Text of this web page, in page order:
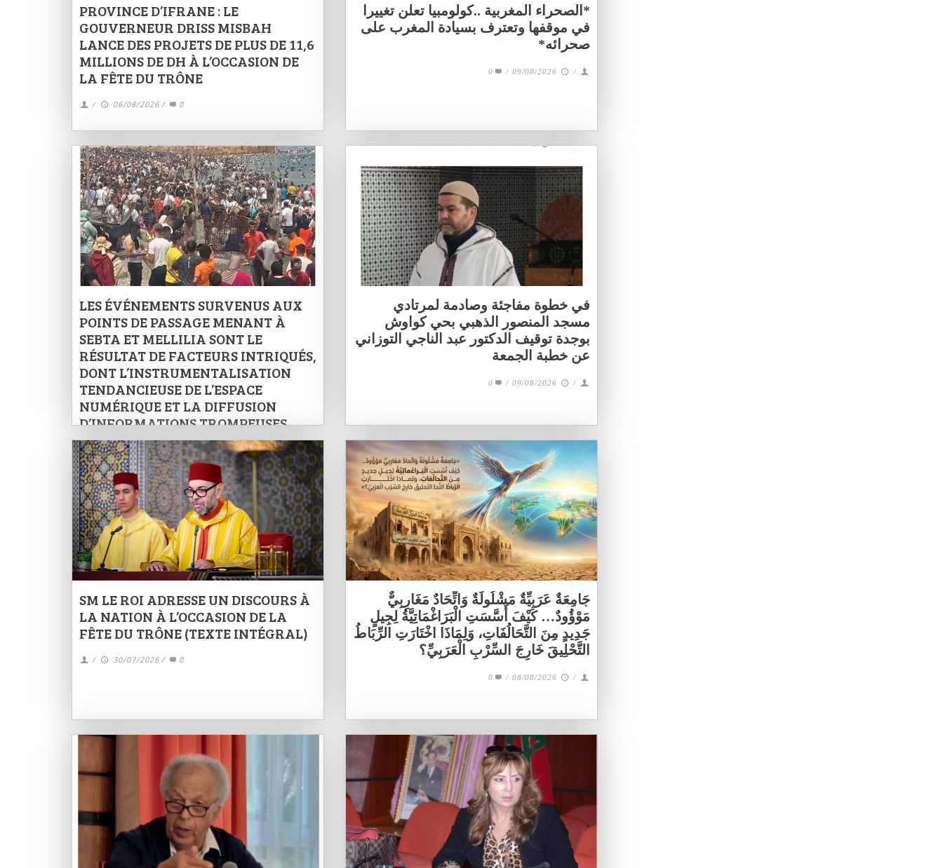
PROVINCE D’IFRANE : LE
GOUVERNEUR DRISS MISBAH
LANCE DES PROJETS DE PLUS DE 11,6
MILLIONS DE DH À L’OCCASION DE
LA FÊTE DU TRÔNE
/ 06/08/2026 / 0
LES ÉVÉNEMENTS SURVENUS AUX
POINTS DE PASSAGE MENANT À
SEBTA ET MELLILIA SONT LE
RÉSULTAT DE FACTEURS INTRIQUÉS,
DONT L’INSTRUMENTALISATION
TENDANCIEUSE DE L’ESPACE
NUMÉRIQUE ET LA DIFFUSION
D’INFORMATIONS TROMPEUSES
(PORTE-PAROLE DU MINISTÈRE DE
L’INTÉRIEUR)
/ 03/08/2026 / 0
SM LE ROI ADRESSE UN DISCOURS À
LA NATION À L’OCCASION DE LA
FÊTE DU TRÔNE (TEXTE INTÉGRAL)
/ 30/07/2026 / 0
*الصحراء المغربية ..كولومبيا تعلن تغييرا
في موقفها وتعترف بسيادة المغرب على
صحرائه*
/
09/08/2026
/
0
في خطوة مفاجئة وصادمة لمرتادي
مسجد المنصور الذهبي بحي كواوش
بوجدة توقيف الدكتور عبد الناجي التوزاني
عن خطبة الجمعة
/
09/08/2026
/
0
جَامِعَةٌ عَرَبِيِّةٌ مَشْلُولَةٌ وَاتِّحَادٌ مَغَارِبِيٌّ
مَوْؤُودٌ… كَيْفَ أَسَّسَتِ الْبَرَاغْمَاتِيَّةُ لِجِيلٍ
جَدِيدٍ مِنَ التَّحَالُفَاتِ، وَلِمَاذَا اخْتَارَتِ الرِّبَاطُ
التَّحْلِيقَ خَارِجَ السِّرْبِ الْعَرَبِيِّ؟
/
08/08/2026
/
0